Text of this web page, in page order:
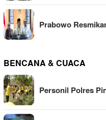
Prabowo
BENCANA & CUACA
Personil Polres